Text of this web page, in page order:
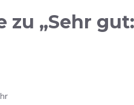
zu „Sehr